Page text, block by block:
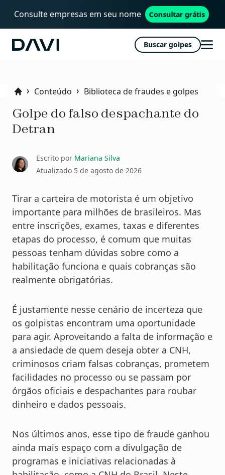
Consulte empresas em seu nome Consultar grátis
Davi Buscar golpes
Abrir
HomeConteúdo Biblioteca de fraudes e golpes
Golpe do falso despachante do
Detran
Escrito por Mariana Silva
Atualizado 5 de agosto de 2026
Tirar a carteira de motorista é um objetivo
importante para milhões de brasileiros. Mas
entre inscrições, exames, taxas e diferentes
etapas do processo, é comum que muitas
pessoas tenham dúvidas sobre como a
habilitação funciona e quais cobranças são
realmente obrigatórias.
É justamente nesse cenário de incerteza que
os golpistas encontram uma oportunidade
para agir. Aproveitando a falta de informação e
a ansiedade de quem deseja obter a CNH,
criminosos criam falsas cobranças, prometem
facilidades no processo ou se passam por
órgãos oficiais e despachantes para roubar
dinheiro e dados pessoais.
Nos últimos anos, esse tipo de fraude ganhou
ainda mais espaço com a divulgação de
programas e iniciativas relacionadas à